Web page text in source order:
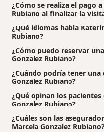
¿Cómo se realiza el pago
Rubiano al finalizar la
¿Qué idiomas habla
Rubiano?
¿Cómo puedo reservar
Gonzalez Rubiano?
¿Cuándo podría tener una
Gonzalez Rubiano?
¿Qué opinan los
Gonzalez Rubiano?
¿Cuáles son las
Marcela Gonzalez Rubiano?